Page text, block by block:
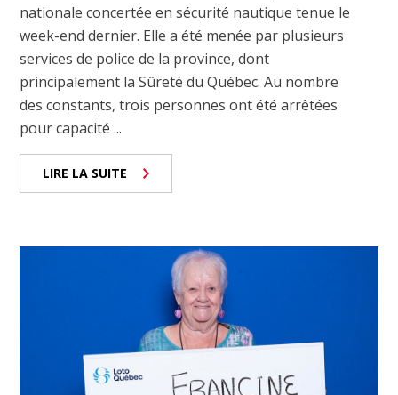
nationale concertée en sécurité nautique tenue le
week-end dernier. Elle a été menée par plusieurs
services de police de la province, dont
principalement la Sûreté du Québec. Au nombre
des constants, trois personnes ont été arrêtées
pour capacité ...
LIRE LA SUITE